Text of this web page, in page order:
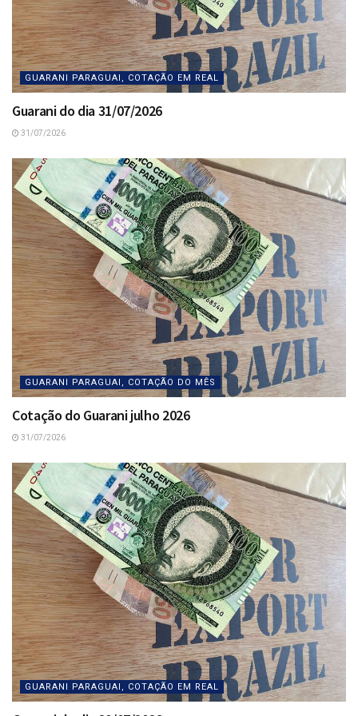
GUARANI PARAGUAI, COTAÇÃO EM REAL
Guarani do dia 31/07/2026
31/07/2026
GUARANI PARAGUAI, COTAÇÃO DO MÊS
Cotação do Guarani julho 2026
31/07/2026
GUARANI PARAGUAI, COTAÇÃO EM REAL